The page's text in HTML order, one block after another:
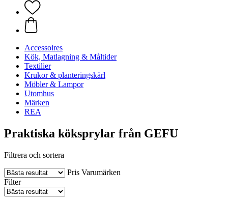
Accessoires
Kök, Matlagning & Måltider
Textilier
Krukor & planteringskärl
Möbler & Lampor
Utomhus
Märken
REA
Praktiska köksprylar från GEFU
Filtrera och sortera
Pris Varumärken
Filter